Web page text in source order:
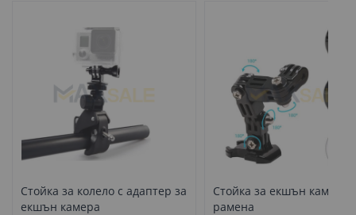
Стойка за колело с адаптер за
екшън камера
Стойка за екшън камера
рамена